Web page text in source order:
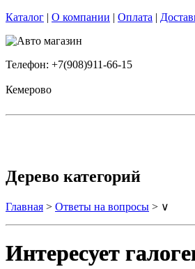
Каталог | О компании | Оплата |
Телефон: +7(908)911-66-15
Кемерово
Дерево категорий
Главная > Ответы на вопросы > ∨
Интересует